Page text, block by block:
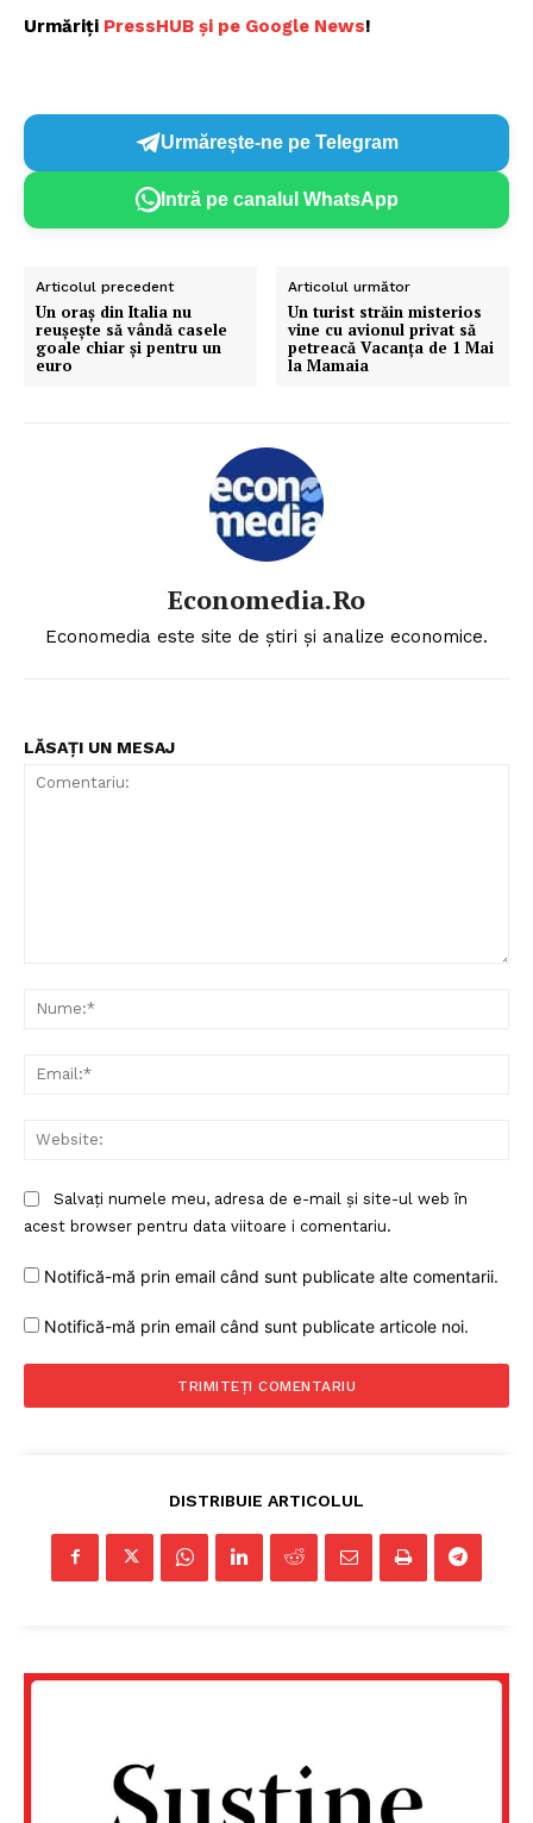
Urmăriți PressHUB și pe Google News!
Urmărește-ne pe Telegram
Intră pe canalul WhatsApp
Articolul precedent
Un oraș din Italia nu
reușește să vândă casele
goale chiar și pentru un
euro
Articolul următor
Un turist străin misterios
vine cu avionul privat să
petreacă Vacanța de 1 Mai
la Mamaia
Economedia.ro
Economedia este site de știri și analize economice.
LĂSAȚI UN MESAJ
Salvați numele meu, adresa de e-mail și site-ul web în
acest browser pentru data viitoare i comentariu.
Notifică-mă prin email când sunt publicate alte comentarii.
Notifică-mă prin email când sunt publicate articole noi.
DISTRIBUIE ARTICOLUL